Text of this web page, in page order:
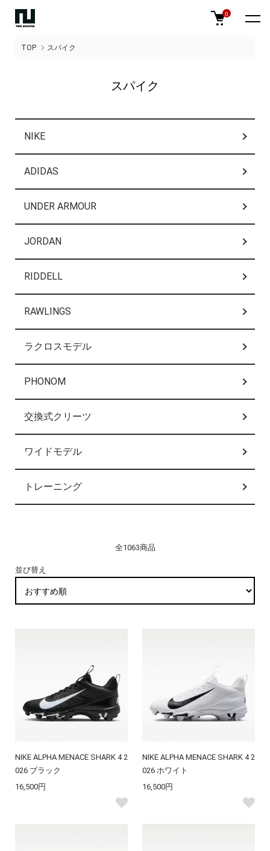
0
TOP スパイク
スパイク
カテゴリー一覧
NIKE
ADIDAS
UNDER ARMOUR
JORDAN
RIDDELL
RAWLINGS
ラクロスモデル
PHONOM
交換式クリーツ
ワイドモデル
トレーニング
全1063商品
並び替え
NIKE ALPHA MENACE SHARK 4 2
026 ブラック
16,500円
NIKE ALPHA MENACE SHARK 4 2
026 ホワイト
16,500円